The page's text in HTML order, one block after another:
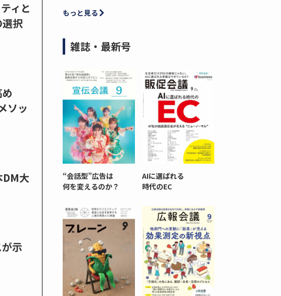
ィと
択
ソッ
大
示
もっと見る
雑誌・最新号
“会話型”広告は
何を変えるのか？
AIに選ばれる
時代のEC